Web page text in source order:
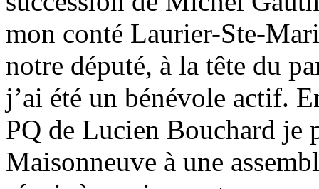
mon conté Laurier-Ste-
notre député, à la tête du
j’ai été un bénévole actif.
PQ de Lucien Bouchard je
Maisonneuve à une